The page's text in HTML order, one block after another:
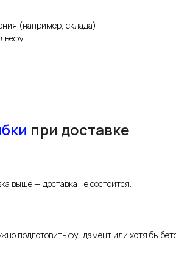
(например, склада);
при доставке
выше — доставка не состоится.
подготовить фундамент или хотя бы